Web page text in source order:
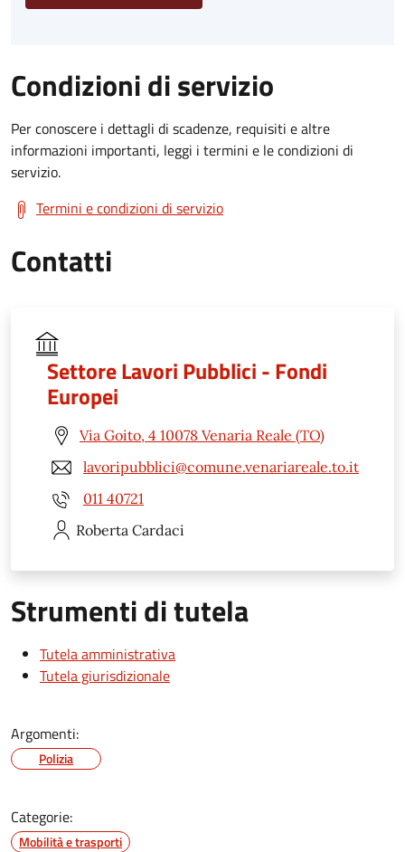
Condizioni di servizio
Per conoscere i dettagli di scadenze, requisiti e altre
informazioni importanti, leggi i termini e le condizioni di
servizio.
Termini e condizioni di servizio
Contatti
Settore Lavori Pubblici - Fondi
Europei
Via Goito, 4 10078 Venaria Reale (TO)
lavoripubblici@comune.venariareale.to.it
011 40721
Roberta Cardaci
Strumenti di tutela
Tutela amministrativa
Tutela giurisdizionale
Argomenti:
Polizia
Categorie:
Mobilità e trasporti